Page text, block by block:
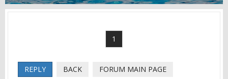
1
REPLY BACK FORUM MAIN PAGE